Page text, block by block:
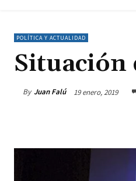
POLÍTICA Y ACTUALIDAD
Situación
By Juan Falú 19 enero, 2019